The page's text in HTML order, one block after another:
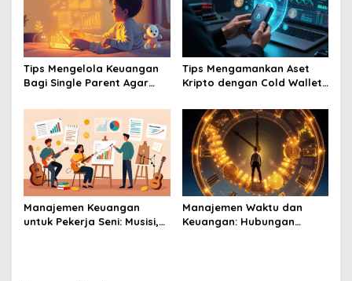
Tips Mengelola Keuangan
Bagi Single Parent Agar
Terpenuhi
Tips Mengamankan Aset
Kripto dengan Cold Wallet
Manajemen Keuangan
untuk Pekerja Seni: Musisi,
Manajemen Waktu dan
Keuangan: Hubungan